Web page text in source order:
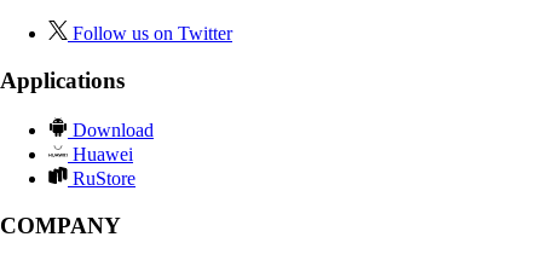
Follow us on Twitter
Applications
Download
Huawei
RuStore
COMPANY